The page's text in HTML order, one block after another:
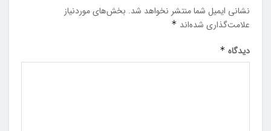
نشانی ایمیل شما منتشر نخواهد شد. بخش‌های موردنیاز
علامت‌گذاری شده‌اند *
دیدگاه *